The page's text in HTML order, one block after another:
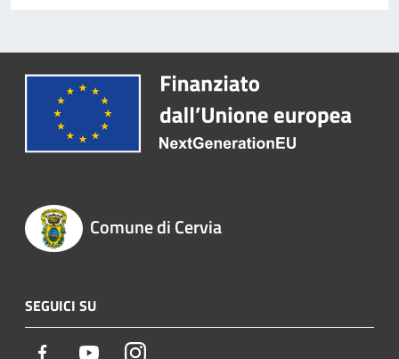
Comune di Cervia
SEGUICI SU
Facebook YoutubeInstagram